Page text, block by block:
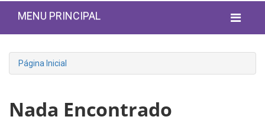
MENU PRINCIPAL
Página Inicial
Nada Encontrado